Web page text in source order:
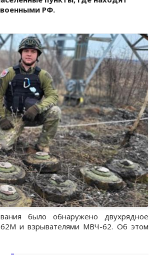
РФ.
было обнаружено двухрядное
и взрывателями МВЧ-62. Об этом